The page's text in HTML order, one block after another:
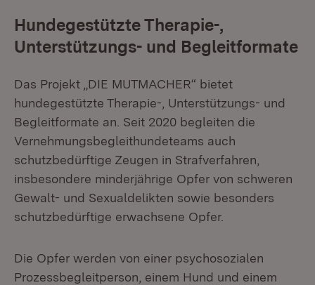
Hundegestützte Therapie-,
Unterstützungs- und Begleitformate
Das Projekt „DIE MUTMACHER“ bietet
hundegestützte Therapie-, Unterstützungs- und
Begleitformate an. Seit 2020 begleiten die
Vernehmungsbegleithundeteams auch
schutzbedürftige Zeugen in Strafverfahren,
insbesondere minderjährige Opfer von schweren
Gewalt- und Sexualdelikten sowie besonders
schutzbedürftige erwachsene Opfer.
Die Opfer werden von einer psychosozialen
Prozessbegleitperson, einem Hund und einem